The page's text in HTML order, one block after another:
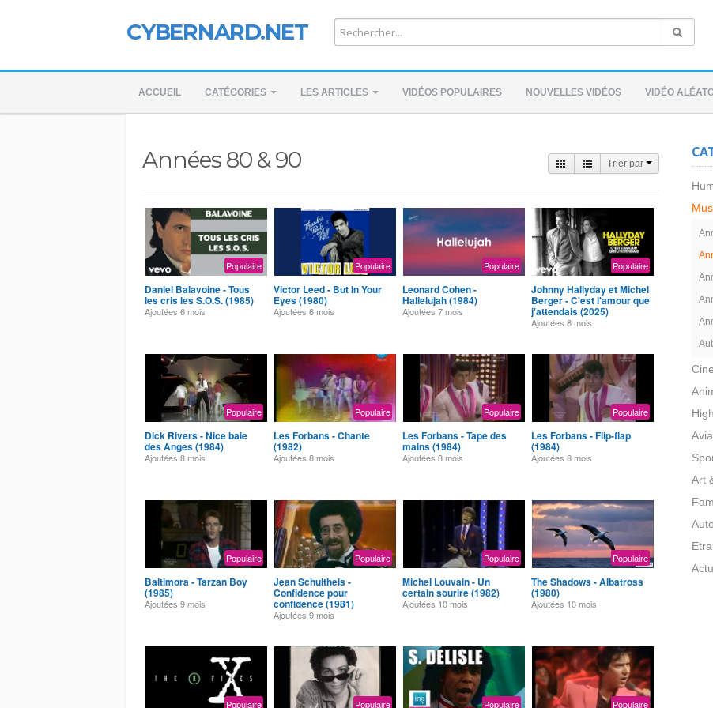
CYBERNARD.NET
ACCUEIL CATÉGORIES LES ARTICLES VIDÉOS POPULAIRES NOUVELLES VIDÉOS VIDÉO
Années 80 & 90 Trier par
Populaire
Daniel Balavoine - Tous
les cris les S.O.S. (1985)
Ajoutées 6 mois
Populaire
Victor Leed - But In Your
Eyes (1980)
Ajoutées 6 mois
Populaire
Leonard Cohen -
Hallelujah (1984)
Ajoutées 7 mois
Populaire
Johnny Hallyday et Michel
Berger - C'est l'amour que
j'attendais (2025)
Ajoutées 8 mois
Populaire
Dick Rivers - Nice baie
des Anges (1984)
Ajoutées 8 mois
Populaire
Les Forbans - Chante
(1982)
Ajoutées 8 mois
Populaire
Les Forbans - Tape des
mains (1984)
Ajoutées 8 mois
Populaire
Les Forbans - Flip-flap
(1984)
Ajoutées 8 mois
Populaire
Baltimora - Tarzan Boy
(1985)
Ajoutées 9 mois
Populaire
Jean Schultheis -
Confidence pour
confidence (1981)
Ajoutées 9 mois
Populaire
Michel Louvain - Un
certain sourire (1982)
Ajoutées 10 mois
Populaire
The Shadows - Albatross
(1980)
Ajoutées 10 mois
Populaire Populaire Populaire Populaire
Art